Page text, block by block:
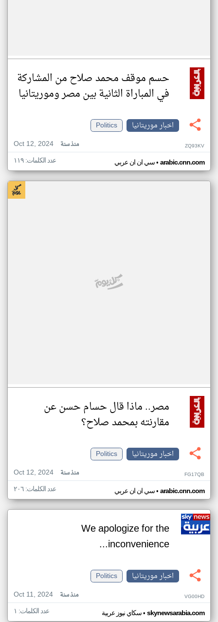
حسم موقف محمد صلاح من المشاركة
في المباراة الثانية بين مصر وموريتانيا
اخبار موريتانيا
Politics
Oct 12, 2024
منذ سنة ZQ93KV
سي ان ان عربي• arabic.cnn.com عدد الكلمات: ١١٩
مصر.. ماذا قال حسام حسن عن
مقارنته بمحمد صلاح؟
اخبار موريتانيا
Politics
Oct 12, 2024
منذ سنة FG17QB
سي ان ان عربي• arabic.cnn.com عدد الكلمات: ٢٠٦
We apologize for the
inconvenience...
اخبار موريتانيا
Politics
Oct 11, 2024
منذ سنة VG00HD
سكاي نيوز عربية• skynewsarabia.com عدد الكلمات: ١